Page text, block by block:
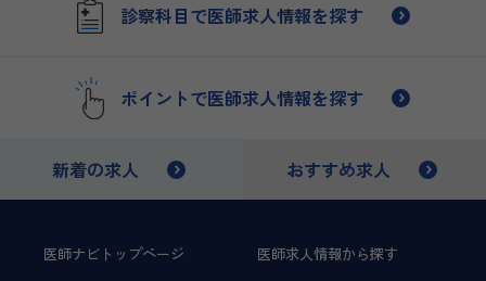
診察科目で医師求人情報を探す
ポイントで医師求人情報を探す
新着の求人 おすすめ求人
医師ナビトップページ 医師求人情報から探す